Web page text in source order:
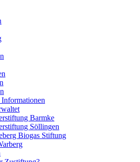
Barmke
Söllingen
Biogas Stiftung